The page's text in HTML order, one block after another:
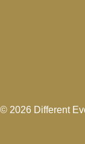
© 2026 Different